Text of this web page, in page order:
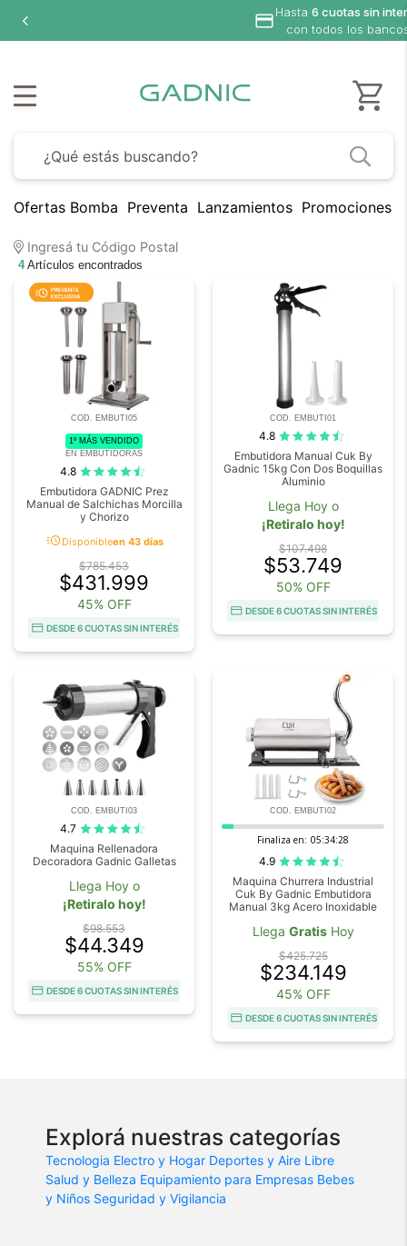
Hasta 6 cuotas sin
con todos los
Ofertas Bomba Preventa Lanzamientos Promociones
Ingresá tu Código Postal
4Artículos encontrados
COD. EMBUTI05
1º MÁS VENDIDO
EN EMBUTIDORAS
4.8
Embutidora GADNIC Prez
Manual de Salchichas Morcilla
y Chorizo
acuteDisponibleen 43 días
$785.453
$431.999
45% OFF
DESDE 6 CUOTAS SIN INTERÉS
COD. EMBUTI01
4.8
Embutidora Manual Cuk By
Gadnic 15kg Con Dos Boquillas
Aluminio
Llega Hoy o
¡Retiralo hoy!
$107.498
$53.749
50% OFF
DESDE 6 CUOTAS SIN INTERÉS
COD. EMBUTI03
4.7
Maquina Rellenadora
Decoradora Gadnic Galletas
Llega Hoy o
¡Retiralo hoy!
$98.553
$44.349
55% OFF
DESDE 6 CUOTAS SIN INTERÉS
COD. EMBUTI02
Finaliza en: 05:34:28
4.9
Maquina Churrera Industrial
Cuk By Gadnic Embutidora
Manual 3kg Acero Inoxidable
Llega GratisHoy
$425.725
$234.149
45% OFF
DESDE 6 CUOTAS SIN INTERÉS
Explorá nuestras categorías
Tecnologia Electro y Hogar Deportes y Aire Libre
Salud y Belleza Equipamiento para Empresas Bebes
y Niños Seguridad y Vigilancia